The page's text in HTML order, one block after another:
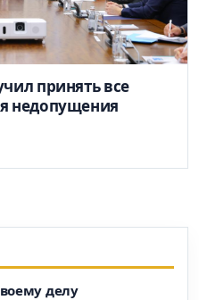
принять все
недопущения
делу